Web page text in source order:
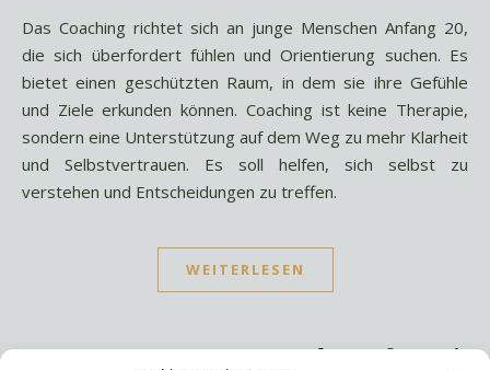
Das Coaching richtet sich an junge Menschen Anfang 20,
die sich überfordert fühlen und Orientierung suchen. Es
bietet einen geschützten Raum, in dem sie ihre Gefühle
und Ziele erkunden können. Coaching ist keine Therapie,
sondern eine Unterstützung auf dem Weg zu mehr Klarheit
und Selbstvertrauen. Es soll helfen, sich selbst zu
verstehen und Entscheidungen zu treffen.
WEITERLESEN